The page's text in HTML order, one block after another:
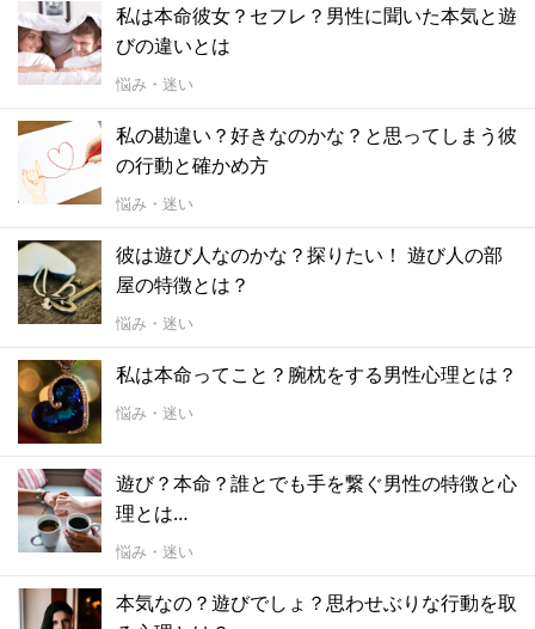
私は本命彼女？セフレ？男性に聞いた本気と遊
びの違いとは
悩み・迷い
私の勘違い？好きなのかな？と思ってしまう彼
の行動と確かめ方
悩み・迷い
彼は遊び人なのかな？探りたい！ 遊び人の部
屋の特徴とは？
悩み・迷い
私は本命ってこと？腕枕をする男性心理とは？
悩み・迷い
遊び？本命？誰とでも手を繋ぐ男性の特徴と心
理とは…
悩み・迷い
本気なの？遊びでしょ？思わせぶりな行動を取